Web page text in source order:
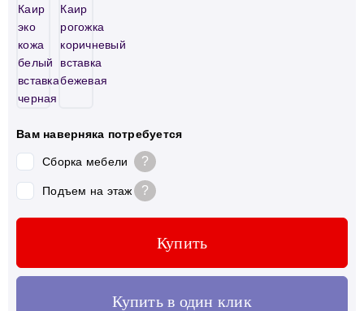
Вам наверняка потребуется
Сборка мебели ?
Подъем на этаж ?
Купить
Купить в один клик